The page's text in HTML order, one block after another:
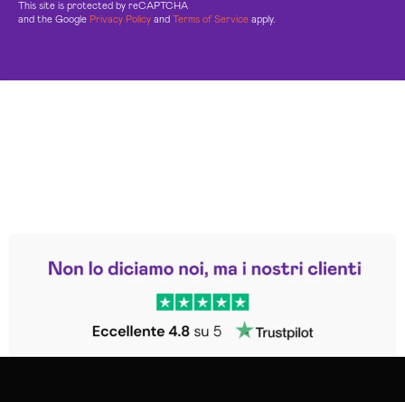
This site is protected by reCAPTCHA
and the Google Privacy Policy and Terms of Service apply.
Trustpilot